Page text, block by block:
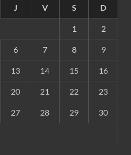
J V S D
1 2
6 7 8 9
13 14 15 16
20 21 22 23
27 28 29 30